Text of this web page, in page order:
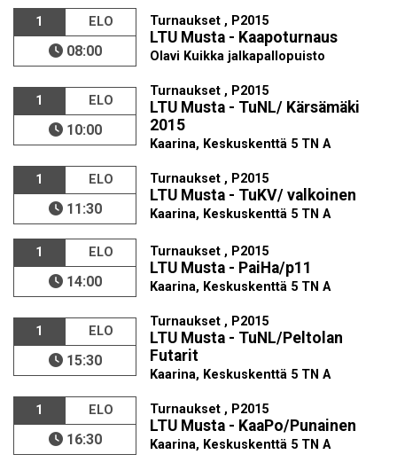
1 ELO
08:00
Turnaukset , P2015
LTU Musta - Kaapoturnaus
Olavi Kuikka jalkapallopuisto
1 ELO
10:00
Turnaukset , P2015
LTU Musta - TuNL/ Kärsämäki
2015
Kaarina, Keskuskenttä 5 TN A
1 ELO
11:30
Turnaukset , P2015
LTU Musta - TuKV/ valkoinen
Kaarina, Keskuskenttä 5 TN A
1 ELO
14:00
Turnaukset , P2015
LTU Musta - PaiHa/p11
Kaarina, Keskuskenttä 5 TN A
1 ELO
15:30
Turnaukset , P2015
LTU Musta - TuNL/Peltolan
Futarit
Kaarina, Keskuskenttä 5 TN A
1 ELO
16:30
Turnaukset , P2015
LTU Musta - KaaPo/Punainen
Kaarina, Keskuskenttä 5 TN A